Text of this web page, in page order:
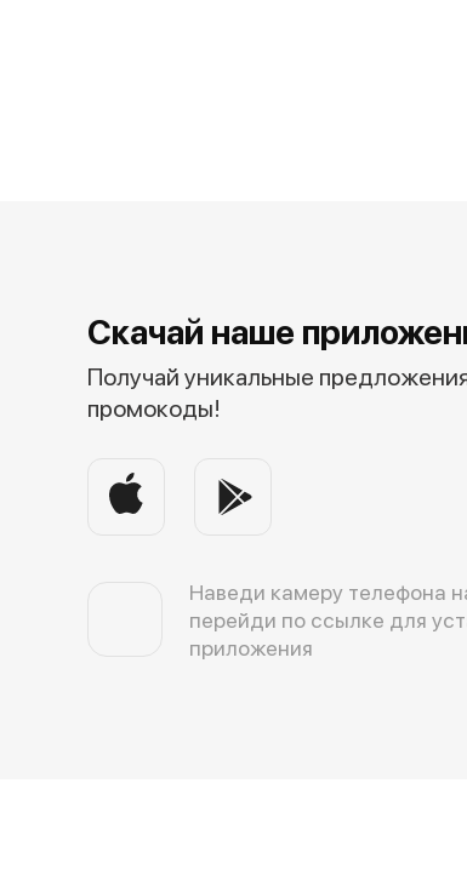
Скачай наше
Получай уникальные
промокоды!
Наведи камеру телефона
перейди по ссылке для
приложения